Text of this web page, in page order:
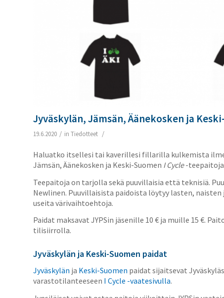
Jyväskylän, Jämsän, Äänekosken ja
19.6.2020 / in Tiedotteet /
Haluatko itsellesi tai kaverillesi fillarilla kulkemista
Jämsän, Äänekosken ja Keski-Suomen I Cycle-
Teepaitoja on tarjolla sekä puuvillaisia että teknisiä.
Newlinen. Puuvillaisista paidoista löytyy lasten,
useita värivaihtoehtoja.
Paidat maksavat JYPSin jäsenille 10 € ja muille 15 €.
tilisiirrolla.
Jyväskylän ja Keski-Suomen paidat
Jyväskylän ja Keski-Suomen paidat sijaitsevat
varastotilanteeseen I Cycle -vaatesivulla.